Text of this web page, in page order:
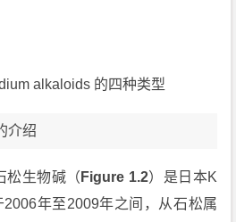
alkaloids 的四种类型
介绍
松生物碱（ Figure 1.2）是日本K
年至2009年之间，从石松属